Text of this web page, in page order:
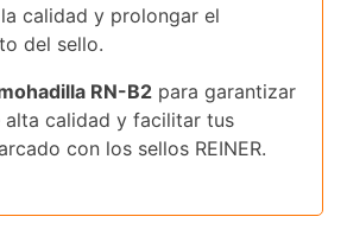
calidad y prolongar el
del sello.
RN-B2 para garantizar
alta calidad y facilitar tus
con los sellos REINER.